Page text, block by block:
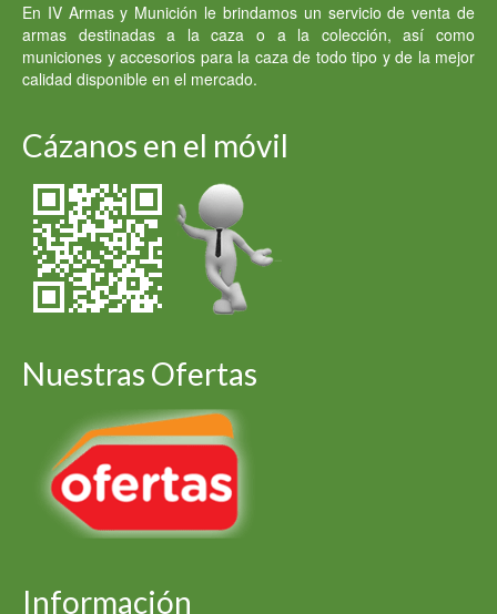
En IV Armas y Munición le brindamos un servicio de venta de
armas destinadas a la caza o a la colección, así como
municiones y accesorios para la caza de todo tipo y de la mejor
calidad disponible en el mercado.
Cázanos en el móvil
Nuestras Ofertas
Información